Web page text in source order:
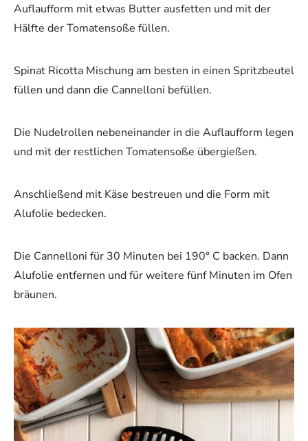
Auflaufform mit etwas Butter ausfetten und mit der
Hälfte der Tomatensoße füllen.
Spinat Ricotta Mischung am besten in einen Spritzbeutel
füllen und dann die Cannelloni befüllen.
Die Nudelrollen nebeneinander in die Auflaufform legen
und mit der restlichen Tomatensoße übergießen.
Anschließend mit Käse bestreuen und die Form mit
Alufolie bedecken.
Die Cannelloni für 30 Minuten bei 190° C backen. Dann
Alufolie entfernen und für weitere fünf Minuten im Ofen
bräunen.